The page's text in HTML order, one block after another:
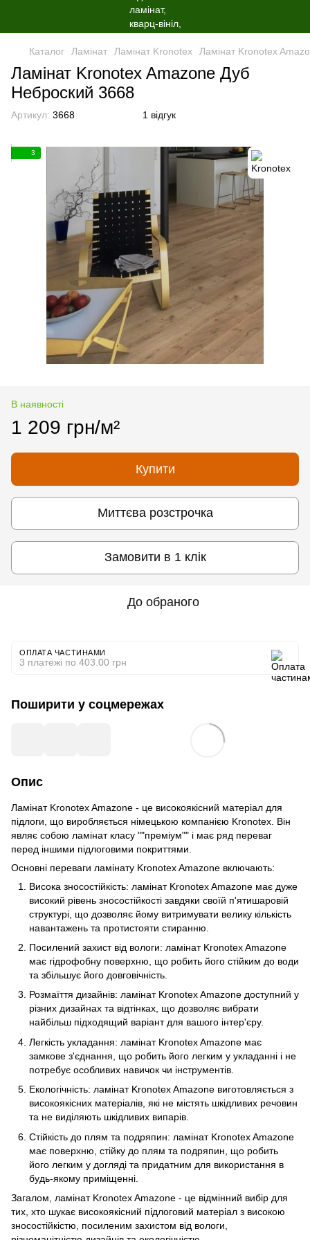
Каталог Ламінат Ламінат Kronotex Ламінат Kronotex
Ламінат Kronotex Amazone Дуб
Неброский 3668
Артикул: 3668 1 відгук
3
В наявності
1 209 грн/м²
Купити
Миттєва розстрочка
Замовити в 1 клік
До обраного
ОПЛАТА ЧАСТИНАМИ
3 платежі по 403.00 грн
Поширити у соцмережах
Опис
Ламінат Kronotex Amazone - це високоякісний матеріал для
підлоги, що виробляється німецькою компанією Kronotex. Він
являє собою ламінат класу ""преміум"" і має ряд переваг
перед іншими підлоговими покриттями.
Основні переваги ламінату Kronotex Amazone включають:
Висока зносостійкість: ламінат Kronotex Amazone має дуже
високий рівень зносостійкості завдяки своїй п'ятишаровій
структурі, що дозволяє йому витримувати велику кількість
навантажень та протистояти стиранню.
Посилений захист від вологи: ламінат Kronotex Amazone
має гідрофобну поверхню, що робить його стійким до води
та збільшує його довговічність.
Розмаїття дизайнів: ламінат Kronotex Amazone доступний у
різних дизайнах та відтінках, що дозволяє вибрати
найбільш підходящий варіант для вашого інтер'єру.
Легкість укладання: ламінат Kronotex Amazone має
замкове з'єднання, що робить його легким у укладанні і не
потребує особливих навичок чи інструментів.
Екологічність: ламінат Kronotex Amazone виготовляється з
високоякісних матеріалів, які не містять шкідливих речовин
та не виділяють шкідливих випарів.
Стійкість до плям та подряпин: ламінат Kronotex Amazone
має поверхню, стійку до плям та подряпин, що робить
його легким у догляді та придатним для використання в
будь-якому приміщенні.
Загалом, ламінат Kronotex Amazone - це відмінний вибір для
тих, хто шукає високоякісний підлоговий матеріал з високою
зносостійкістю, посиленим захистом від вологи,